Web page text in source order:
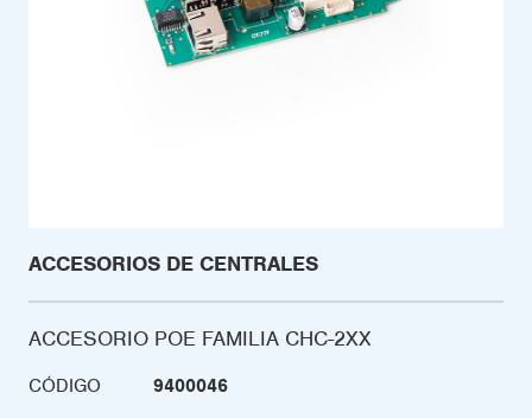
ACCESORIOS DE CENTRALES
ACCESORIO POE FAMILIA CHC-2XX
CÓDIGO
9400046